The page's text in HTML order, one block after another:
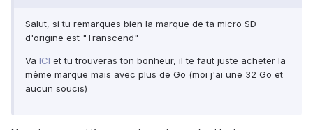
Salut, si tu remarques bien la marque de ta micro SD
d'origine est "Transcend"
Va ICI et tu trouveras ton bonheur, il te faut juste acheter la
même marque mais avec plus de Go (moi j'ai une 32 Go et
aucun soucis)